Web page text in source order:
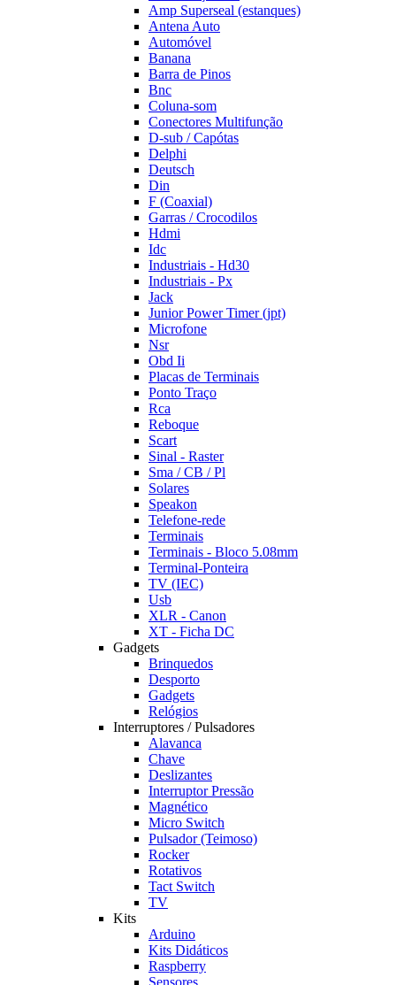
Amp Superseal (estanques)
Antena Auto
Automóvel
Banana
Barra de Pinos
Bnc
Coluna-som
Conectores Multifunção
D-sub / Capótas
Delphi
Deutsch
Din
F (Coaxial)
Garras / Crocodilos
Hdmi
Idc
Industriais - Hd30
Industriais - Px
Jack
Junior Power Timer (jpt)
Microfone
Nsr
Obd Ii
Placas de Terminais
Ponto Traço
Rca
Reboque
Scart
Sinal - Raster
Sma / CB / Pl
Solares
Speakon
Telefone-rede
Terminais
Terminais - Bloco 5.08mm
Terminal-Ponteira
TV (IEC)
Usb
XLR - Canon
XT - Ficha DC
Gadgets
Brinquedos
Desporto
Gadgets
Relógios
Interruptores / Pulsadores
Alavanca
Chave
Deslizantes
Interruptor Pressão
Magnético
Micro Switch
Pulsador (Teimoso)
Rocker
Rotativos
Tact Switch
TV
Kits
Arduino
Kits Didáticos
Raspberry
Sensores